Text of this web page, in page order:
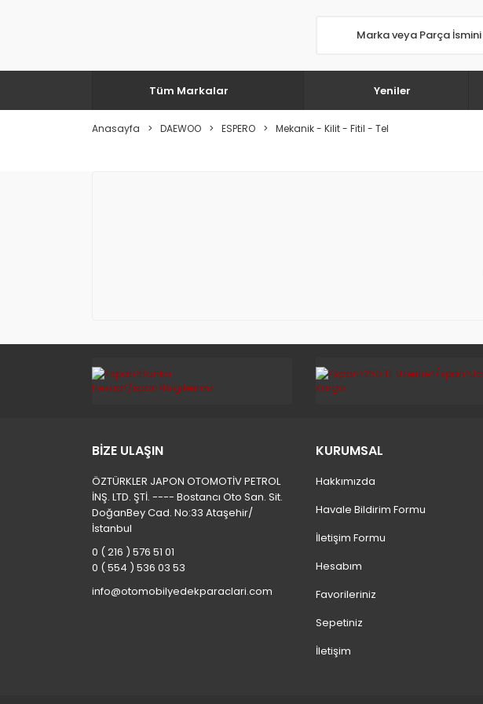
Tüm Markalar Yeniler
Anasayfa DAEWOO ESPERO Mekanik - Kilit - Fitil - Tel
BİZE ULAŞIN
ÖZTÜRKLER JAPON OTOMOTİV PETROL
İNŞ. LTD. ŞTİ. ---- Bostancı Oto San. Sit.
DoğanBey Cad. No:33 Ataşehir/
İstanbul
0 ( 216 ) 576 51 01
0 ( 554 ) 536 03 53
info@otomobilyedekparaclari.com
KURUMSAL
Hakkımızda
Havale Bildirim Formu
İletişim Formu
Hesabım
Favorileriniz
Sepetiniz
İletişim